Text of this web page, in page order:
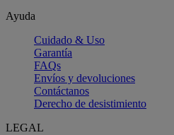
Ayuda
Cuidado & Uso
Garantía
FAQs
Envíos y devoluciones
Contáctanos
Derecho de desistimiento
LEGAL